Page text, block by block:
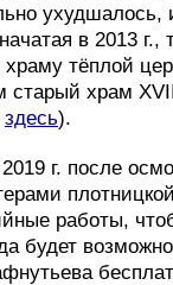
ухудшалось,
в 2013
храму тёплой
старый храм
здесь).
г. после
работы,
будет